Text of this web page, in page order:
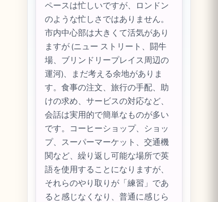
ペースは忙しいですが、ロンドン
のような忙しさではありません。
市内中心部は大きくて活気があり
ますが (ニュー ストリート、闘牛
場、ブリンドリープレイス周辺の
運河)、まだ考える余地がありま
す。食事の注文、旅行の手配、助
けの求め、サービスの対応など、
会話は実用的で簡単なものが多い
です。コーヒーショップ、ショッ
プ、スーパーマーケット、交通機
関など、繰り返し可能な場所で英
語を使用することになりますが、
それらのやり取りが「練習」であ
ると感じなくなり、普通に感じら